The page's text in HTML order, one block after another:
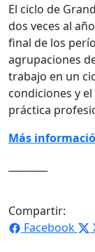
El ciclo de
dos veces al
final de los
agrupaciones
trabajo en un
condiciones y
práctica
Más
Compartir:
Facebook